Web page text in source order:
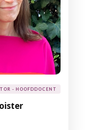
- HOOFDDOCENT